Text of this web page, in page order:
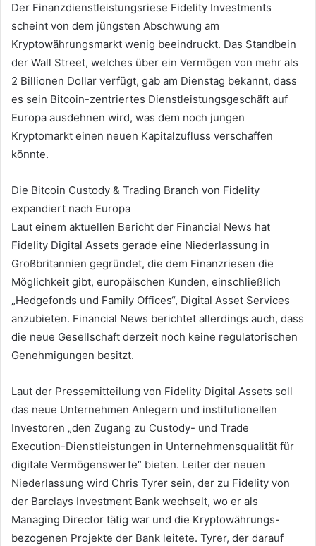
Der Finanzdienstleistungsriese Fidelity Investments
scheint von dem jüngsten Abschwung am
Kryptowährungsmarkt wenig beeindruckt. Das Standbein
der Wall Street, welches über ein Vermögen von mehr als
2 Billionen Dollar verfügt, gab am Dienstag bekannt, dass
es sein Bitcoin-zentriertes Dienstleistungsgeschäft auf
Europa ausdehnen wird, was dem noch jungen
Kryptomarkt einen neuen Kapitalzufluss verschaffen
könnte.
Die Bitcoin Custody & Trading Branch von Fidelity
expandiert nach Europa
Laut einem aktuellen Bericht der Financial News hat
Fidelity Digital Assets gerade eine Niederlassung in
Großbritannien gegründet, die dem Finanzriesen die
Möglichkeit gibt, europäischen Kunden, einschließlich
„Hedgefonds und Family Offices“, Digital Asset Services
anzubieten. Financial News berichtet allerdings auch, dass
die neue Gesellschaft derzeit noch keine regulatorischen
Genehmigungen besitzt.
Laut der Pressemitteilung von Fidelity Digital Assets soll
das neue Unternehmen Anlegern und institutionellen
Investoren „den Zugang zu Custody- und Trade
Execution-Dienstleistungen in Unternehmensqualität für
digitale Vermögenswerte“ bieten. Leiter der neuen
Niederlassung wird Chris Tyrer sein, der zu Fidelity von
der Barclays Investment Bank wechselt, wo er als
Managing Director tätig war und die Kryptowährungs-
bezogenen Projekte der Bank leitete. Tyrer, der darauf